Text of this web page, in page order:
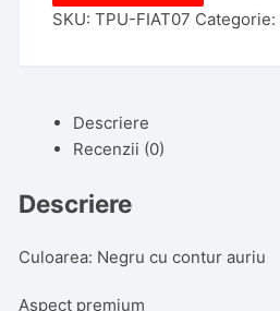
Linea,
vechi,
Tpu,
cu
auriu
SKU:TPU-FIAT07 Categorie:
Descriere
Recenzii (0)
Descriere
Culoarea: Negru cu contur auriu
Aspect premium